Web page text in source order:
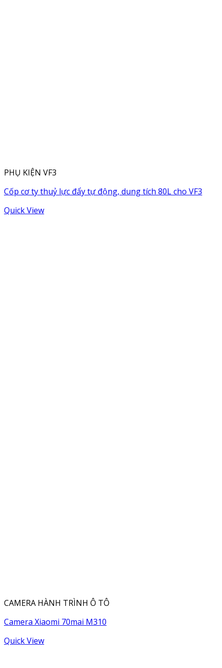
PHỤ KIỆN VF3
Cốp cơ ty thuỷ lực đẩy tự động, dung tích 80L cho VF3
Quick View
CAMERA HÀNH TRÌNH Ô TÔ
Camera Xiaomi 70mai M310
Quick View